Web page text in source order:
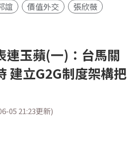
誼 價值外交
張欣薇
連玉蘋(一)：台馬關
建立G2G制度架構把
05 21:23更新)